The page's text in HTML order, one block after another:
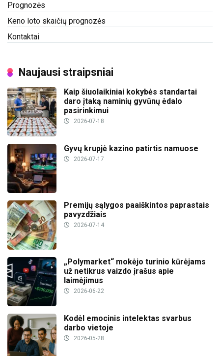
Prognozės
Keno loto skaičių prognozės
Kontaktai
Naujausi straipsniai
Kaip šiuolaikiniai kokybės standartai
daro įtaką naminių gyvūnų ėdalo
pasirinkimui
2026-07-18
Gyvų krupjė kazino patirtis namuose
2026-07-17
Premijų sąlygos paaiškintos paprastais
pavyzdžiais
2026-07-14
„Polymarket“ mokėjo turinio kūrėjams
už netikrus vaizdo įrašus apie
laimėjimus
2026-06-22
Kodėl emocinis intelektas svarbus
darbo vietoje
2026-05-28